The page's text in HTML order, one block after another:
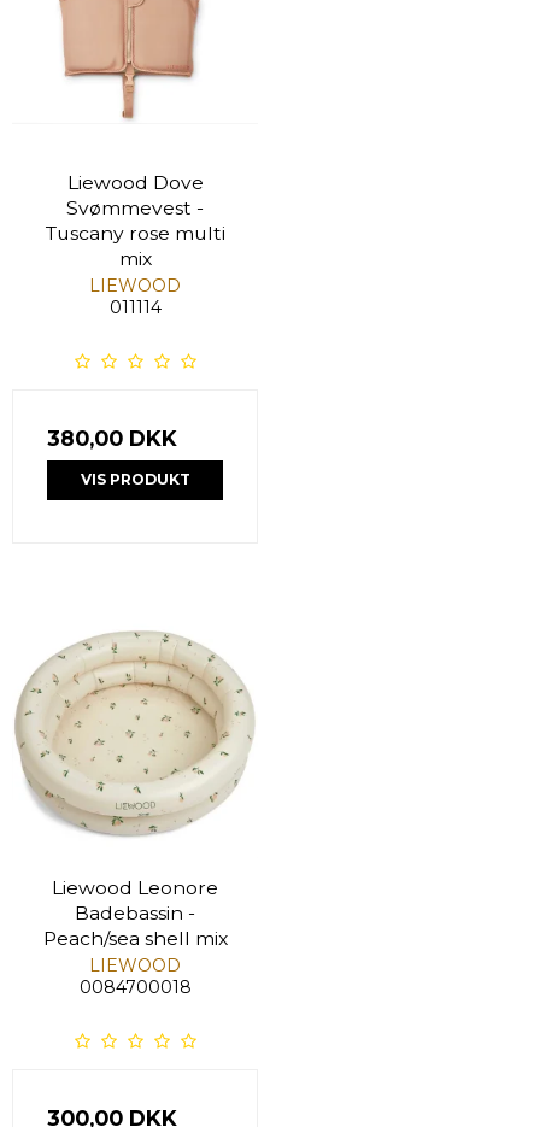
Liewood Dove
Svømmevest -
Tuscany rose multi
mix
LIEWOOD
011114
380,00 DKK
VIS PRODUKT
Liewood Leonore
Badebassin -
Peach/sea shell mix
LIEWOOD
0084700018
300,00 DKK